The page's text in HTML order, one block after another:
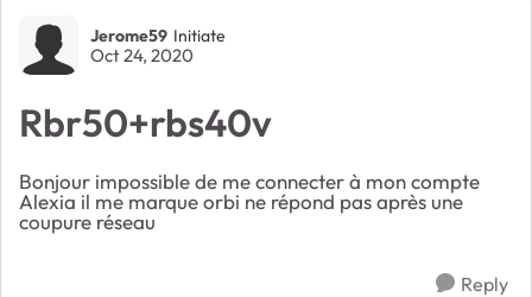
Forum Discussion
Jerome59 Initiate
Oct 24, 2020
Rbr50+rbs40v
Bonjour impossible de me connecter à mon compte
Alexia il me marque orbi ne répond pas après une
coupure réseau
Reply